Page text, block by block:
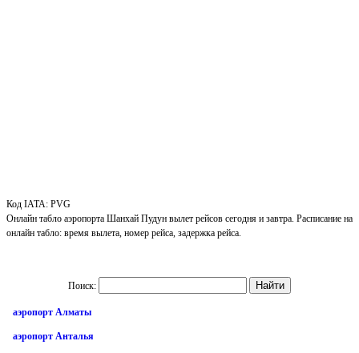
Код IATA: PVG
Онлайн табло аэропорта Шанхай Пудун вылет рейсов сегодня и завтра. Расписание на
онлайн табло: время вылета, номер рейса, задержка рейса.
Поиск:
аэропорт Алматы
аэропорт Анталья